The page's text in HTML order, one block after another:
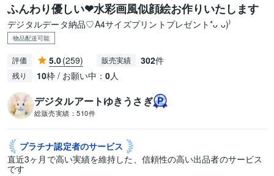
ふんわり優しい❤︎水彩画風似顔絵お作りいたします
デジタルデータ納品♡A4サイズプリントプレゼント*ᴗ ᴗ)⁾
物品配送可能
評価 5.0(259) 販売実績 302件
残り 10枠 / お願い中： 0人
デジタルアートゆきうさぎ
総販売実績： 510件
プラチナ認定者のサービス
直近3ヶ月で高い実績を維持した、信頼性の高い出品者のサービス
です